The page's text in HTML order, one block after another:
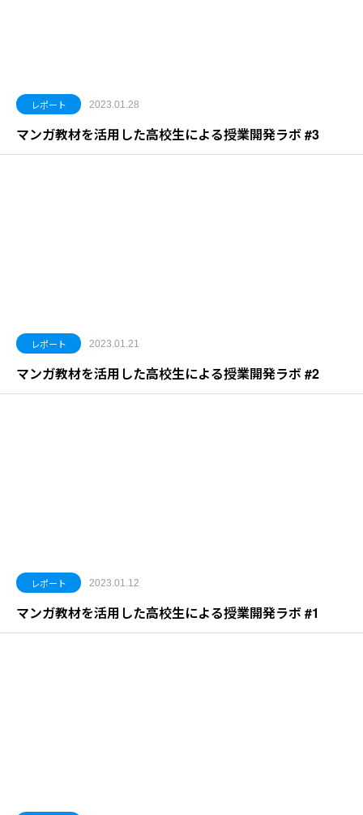
レポート 2023.01.28
マンガ教材を活用した高校生による授業開発ラボ #3
レポート 2023.01.21
マンガ教材を活用した高校生による授業開発ラボ #2
レポート 2023.01.12
マンガ教材を活用した高校生による授業開発ラボ #1